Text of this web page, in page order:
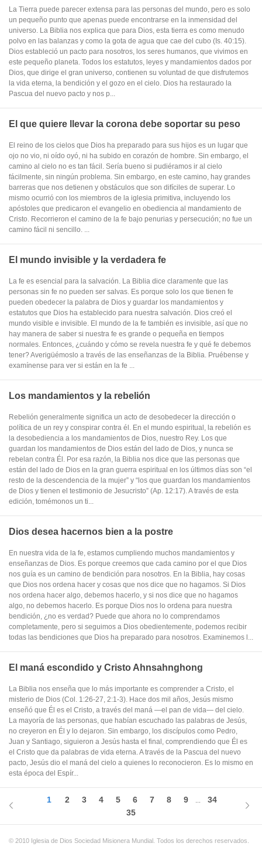
La Tierra puede parecer extensa para las personas del mundo, pero es solo
un pequeño punto que apenas puede encontrarse en la inmensidad del
universo. La Biblia nos explica que para Dios, esta tierra es como menudo
polvo en las balanzas y como la gota de agua que cae del cubo (Is. 40:15).
Dios estableció un pacto para nosotros, los seres humanos, que vivimos en
este pequeño planeta. Todos los estatutos, leyes y mandamientos dados por
Dios, que dirige el gran universo, contienen su voluntad de que disfrutemos
la vida eterna, la bendición y el gozo en el cielo. Dios ha restaurado la
Pascua del nuevo pacto y nos p...
El que quiere llevar la corona debe soportar su peso
El reino de los cielos que Dios ha preparado para sus hijos es un lugar que
ojo no vio, ni oído oyó, ni ha subido en corazón de hombre. Sin embargo, el
camino al cielo no es tan fácil. Sería bueno si pudiéramos ir al cielo
fácilmente, sin ningún problema. Sin embargo, en este camino, hay grandes
barreras que nos detienen y obstáculos que son difíciles de superar. Lo
mismo ocurrió con los miembros de la iglesia primitiva, incluyendo los
apóstoles que predicaron el evangelio en obediencia al mandamiento de
Cristo. Recorrieron el camino de la fe bajo penurias y persecución; no fue un
camino fácil ni sencillo. ...
El mundo invisible y la verdadera fe
La fe es esencial para la salvación. La Biblia dice claramente que las
personas sin fe no pueden ser salvas. Es porque solo los que tienen fe
pueden obedecer la palabra de Dios y guardar los mandamientos y
estatutos que Dios ha establecido para nuestra salvación. Dios creó el
mundo visible e invisible. El mundo de la fe también es invisible, así que no
hay manera de saber si nuestra fe es grande o pequeña en tiempos
normales. Entonces, ¿cuándo y cómo se revela nuestra fe y qué fe debemos
tener? Averigüémoslo a través de las enseñanzas de la Biblia. Pruébense y
examínense para ver si están en la fe ...
Los mandamientos y la rebelión
Rebelión generalmente significa un acto de desobedecer la dirección o
política de un rey y conspirar contra él. En el mundo espiritual, la rebelión es
la desobediencia a los mandamientos de Dios, nuestro Rey. Los que
guardan los mandamientos de Dios están del lado de Dios, y nunca se
rebelan contra Él. Por esa razón, la Biblia nos dice que las personas que
están del lado de Dios en la gran guerra espiritual en los últimos días son “el
resto de la descendencia de la mujer” y “los que guardan los mandamientos
de Dios y tienen el testimonio de Jesucristo” (Ap. 12:17). A través de esta
edición, tomémonos un ti...
Dios desea hacernos bien a la postre
En nuestra vida de la fe, estamos cumpliendo muchos mandamientos y
enseñanzas de Dios. Es porque creemos que cada camino por el que Dios
nos guía es un camino de bendición para nosotros. En la Biblia, hay cosas
que Dios nos ordena hacer y cosas que nos dice que no hagamos. Si Dios
nos ordena hacer algo, debemos hacerlo, y si nos dice que no hagamos
algo, no debemos hacerlo. Es porque Dios nos lo ordena para nuestra
bendición, ¿no es verdad? Puede que ahora no lo comprendamos
completamente, pero si seguimos a Dios obedientemente, podemos recibir
todas las bendiciones que Dios ha preparado para nosotros. Examinemos l...
El maná escondido y Cristo Ahnsahnghong
La Biblia nos enseña que lo más importante es comprender a Cristo, el
misterio de Dios (Col. 1:26-27, 2:1-3). Hace dos mil años, Jesús mismo
enseñó que Él es el Cristo, a través del maná —el pan de vida— del cielo.
La mayoría de las personas, que habían escuchado las palabras de Jesús,
no creyeron en Él y lo dejaron. Sin embargo, los discípulos como Pedro,
Juan y Santiago, siguieron a Jesús hasta el final, comprendiendo que Él es
el Cristo que da palabras de vida eterna. A través de la Pascua del nuevo
pacto, Jesús dio el maná del cielo a quienes lo reconocieron. Es lo mismo en
esta época del Espír...
1 2 3 4 5 6 7 8 9
34
35
© 2010 Iglesia de Dios Sociedad Misionera Mundial. Todos los derechos reservados.